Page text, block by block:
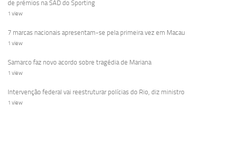
de prémios na SAD do Sporting
1 view
7 marcas nacionais apresentam-se pela primeira vez em Macau
1 view
Samarco faz novo acordo sobre tragédia de Mariana
1 view
Intervenção federal vai reestruturar polícias do Rio, diz ministro
1 view